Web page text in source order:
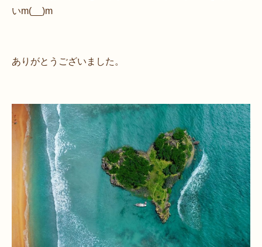
いm(__)m
ありがとうございました。